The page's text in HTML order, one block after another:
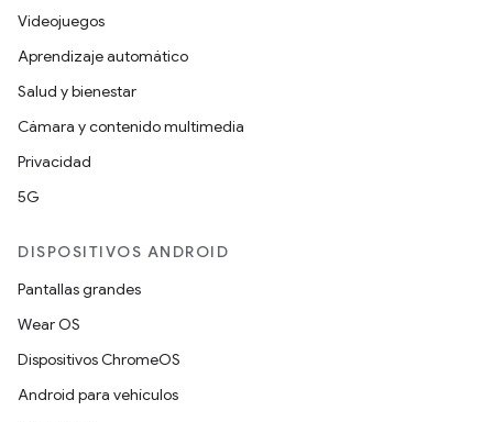
Videojuegos
Aprendizaje automático
Salud y bienestar
Cámara y contenido multimedia
Privacidad
5G
DISPOSITIVOS ANDROID
Pantallas grandes
Wear OS
Dispositivos ChromeOS
Android para vehículos